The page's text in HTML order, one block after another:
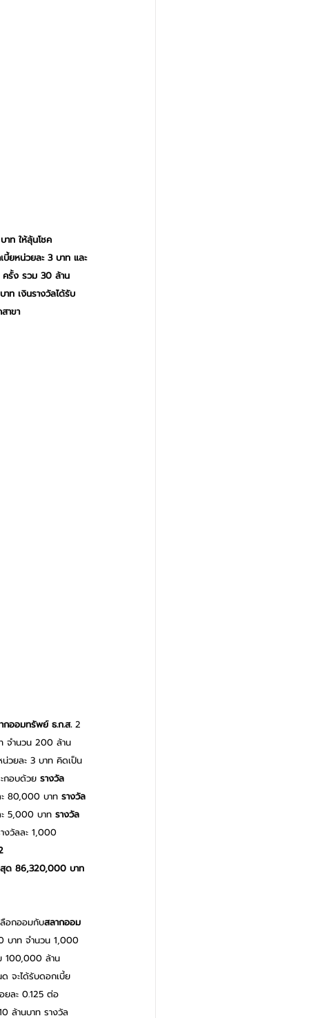
ท ให้ลุ้นโชค
ยหน่วยละ 3 บาท และ
รั้ง รวม 30 ล้าน
ท เงินรางวัลได้รับ
าขา
กออมทรัพย์ ธ.ก.ส. 2
จำนวน 200 ล้าน
วยละ 3 บาท คิดเป็น
กอบด้วย รางวัล
ะ 80,000 บาท รางวัล
5,000 บาท รางวัล
งวัลละ 1,000
ด 86,320,000 บาท
ลือกออมกับสลากออม
บาท จำนวน 1,000
100,000 ล้าน
จะได้รับดอกเบี้ย
ยละ 0.125 ต่อ
ล้านบาท รางวัล